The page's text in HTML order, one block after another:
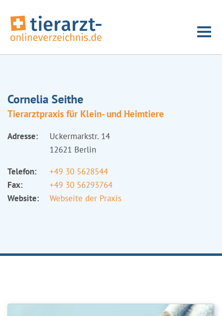
Cornelia Seithe
Tierarztpraxis für Klein- und Heimtiere
Adresse:
Uckermarkstr. 14
12621 Berlin
Telefon:
+49 30 5628544
Fax:
+49 30 56293764
Website:
Webseite der Praxis